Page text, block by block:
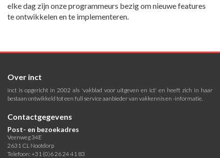
elke dag zijn onze programmeurs bezig om nieuwe features
te ontwikkelen en te implementeren.
Over inct
inct is opgericht in 2002 als 'vakblad voor uitgeven en ict' en heeft zich in haar
bestaan ontwikkeld tot een full service aanbieder van vakkennis en -informatie.
Contactgegevens
Post- en bezoekadres
Veenweg 34E
2631 CL Nootdorp
Telefoon: +31 (0)6 26 24 41 83